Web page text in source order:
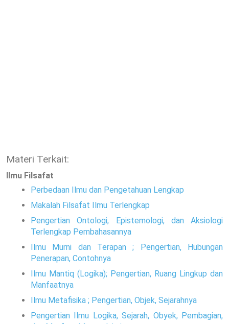
Materi Terkait:
Ilmu Filsafat
Perbedaan Ilmu dan Pengetahuan Lengkap
Makalah Filsafat Ilmu Terlengkap
Pengertian Ontologi, Epistemologi, dan Aksiologi
Terlengkap Pembahasannya
Ilmu Murni dan Terapan ; Pengertian, Hubungan
Penerapan, Contohnya
Ilmu Mantiq (Logika); Pengertian, Ruang Lingkup dan
Manfaatnya
Ilmu Metafisika ; Pengertian, Objek, Sejarahnya
Pengertian Ilmu Logika, Sejarah, Obyek, Pembagian,